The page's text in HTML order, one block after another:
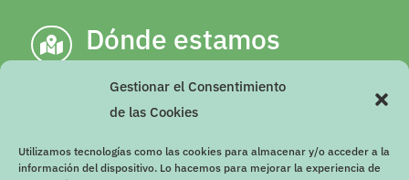
Gestionar el Consentimiento
de las Cookies
Utilizamos tecnologías como las cookies para almacenar y/o acceder a la
información del dispositivo. Lo hacemos para mejorar la experiencia de
 Dónde estamos
Imprescindible cita previa